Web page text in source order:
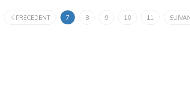
PRECEDENT 7 8 9 10 11